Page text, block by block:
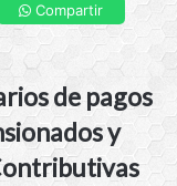
Compartir
de pagos
y